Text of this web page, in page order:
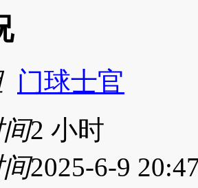
门球士官
2 小时
2025-6-9